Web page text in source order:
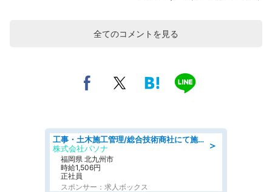
全てのコメントを見る
＞
工事・土木施工管理/総合技術商社にて施工管理のお仕事/即日勤務可/車通勤可/工事・土木施工管理/生産・品質管理
株式会社パソナ
福岡県 北九州市
時給1,506円
正社員
スポンサー：求人ボックス